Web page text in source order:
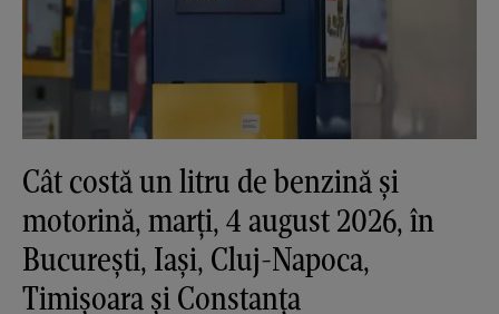
Cât costă un litru de benzină și
motorină, marți, 4 august 2026, în
București, Iași, Cluj-Napoca,
Timișoara și Constanța